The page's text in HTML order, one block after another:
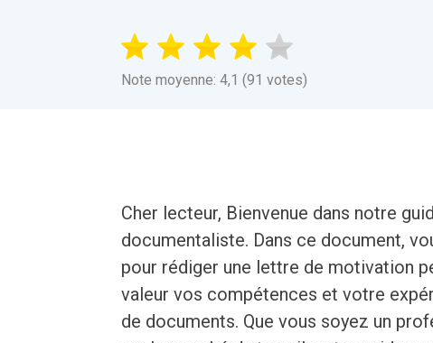
Note moyenne: 4,1 (91 votes)
Cher lecteur, Bienvenue dans notre
documentaliste. Dans ce document,
pour rédiger une lettre de motivation
valeur vos compétences et votre
de documents. Que vous soyez un